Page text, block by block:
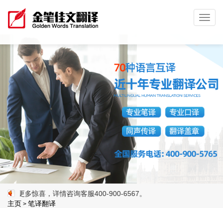
惊喜，详情咨询客服400-900-6567。
主页 > 笔译翻译